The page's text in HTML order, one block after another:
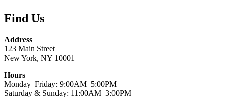
Find Us
Address
123 Main Street
New York, NY 10001
Hours
Monday–Friday: 9:00AM–5:00PM
Saturday & Sunday: 11:00AM–3:00PM